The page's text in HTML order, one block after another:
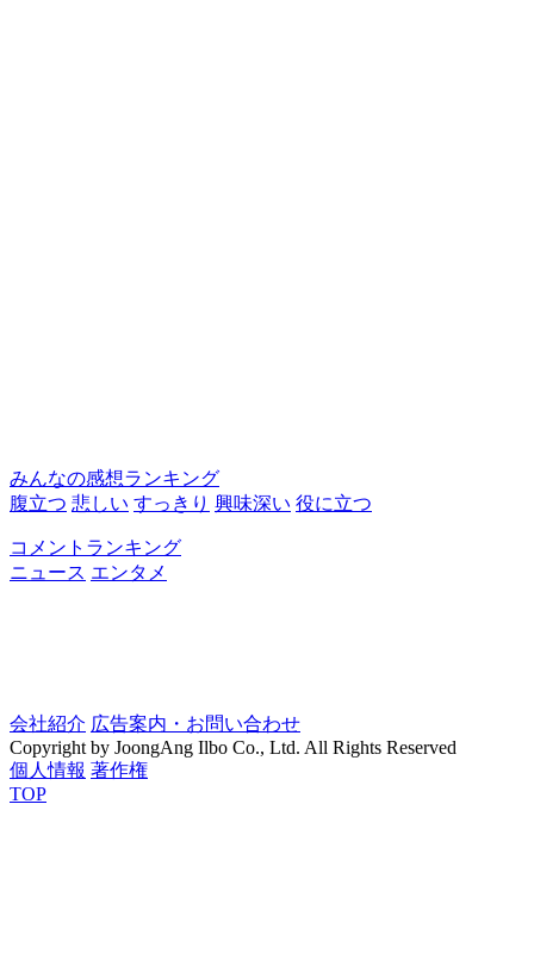
みんなの感想ランキング
腹立つ 悲しい すっきり 興味深い 役に立つ
コメントランキング
ニュース エンタメ
会社紹介 広告案内・お問い合わせ
Copyright by JoongAng Ilbo Co., Ltd. All Rights Reserved
個人情報 著作権
TOP